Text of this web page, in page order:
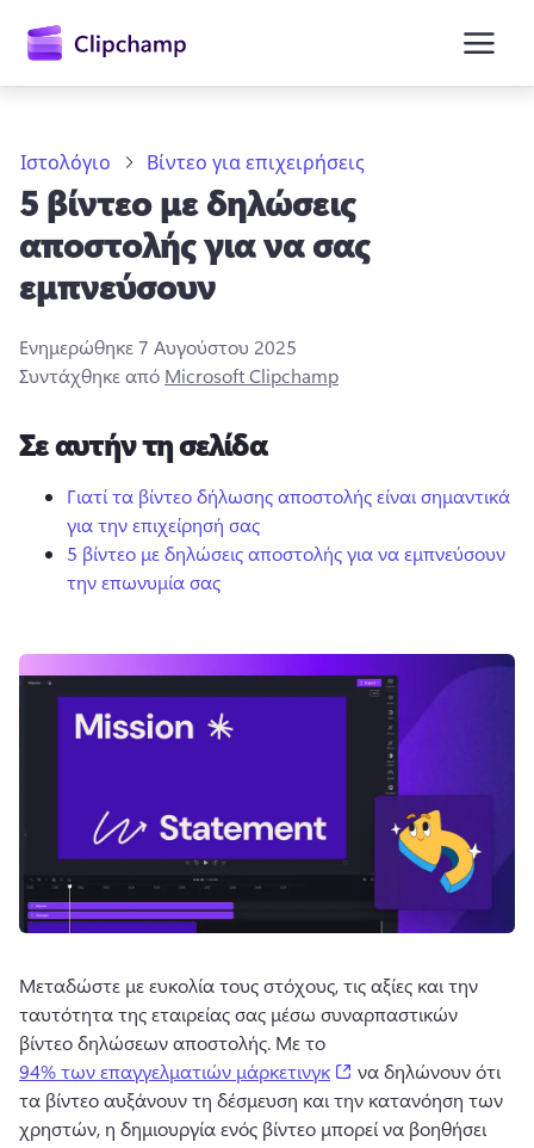
περιεχόμενο
Είσοδος
Ιστολόγιο Βίντεο για επιχειρήσεις
5 βίντεο με δηλώσεις
αποστολής για να σας
εμπνεύσουν
Ενημερώθηκε7 Αυγούστου 2025
Συντάχθηκε από Microsoft Clipchamp
Σε αυτήν τη σελίδα
Γιατί τα βίντεο δήλωσης αποστολής είναι σημαντικά
για την επιχείρησή σας
5 βίντεο με δηλώσεις αποστολής για να εμπνεύσουν
την επωνυμία σας
Μεταδώστε με ευκολία τους στόχους, τις αξίες και την
ταυτότητα της εταιρείας σας μέσω συναρπαστικών
βίντεο δηλώσεων αποστολής. Με το
94% των επαγγελματιών μάρκετινγκ
(opens in a new tab)
να δηλώνουν ότι
τα βίντεο αυξάνουν τη δέσμευση και την κατανόηση των
χρηστών, η δημιουργία ενός βίντεο μπορεί να βοηθήσει